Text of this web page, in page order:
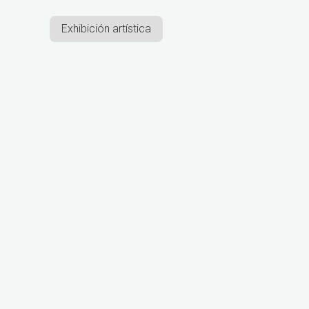
Exhibición artística